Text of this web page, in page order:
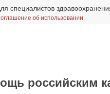
специалистов
об использовании
российским